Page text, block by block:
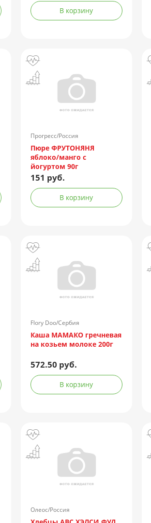
В корзину
Прогресс/Россия
Пюре ФРУТОНЯНЯ
яблоко/манго с
йогуртом 90г
151 руб.
В корзину
Flory Doo/Сербия
Каша МАМАКО гречневая
на козьем молоке 200г
572.50 руб.
В корзину
Олеос/Россия